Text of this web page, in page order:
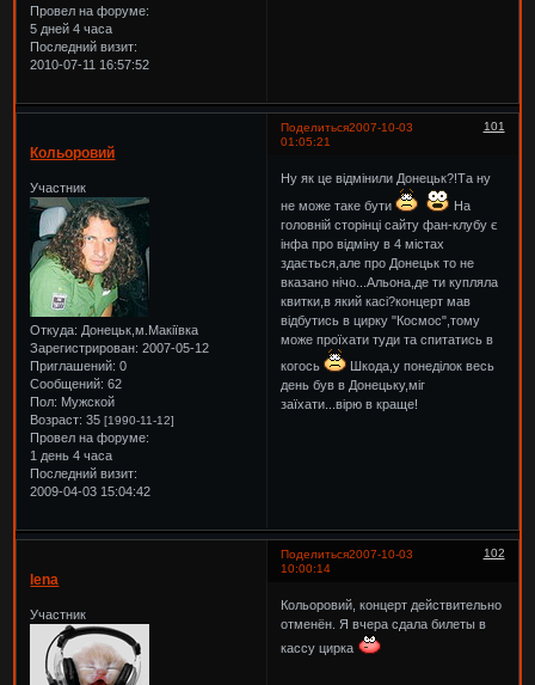
Провел на форуме:
5 дней 4 часа
Последний визит:
2010-07-11 16:57:52
Поделиться 101
2007-10-03
01:05:21
Кольоровий
Участник
Откуда: Донецьк,м.Макіївка
Зарегистрирован: 2007-05-12
Приглашений: 0
Сообщений: 62
Пол: Мужской
Возраст: 35[1990-11-12]
Провел на форуме:
1 день 4 часа
Последний визит:
2009-04-03 15:04:42
Ну як це відмінили Донецьк?!Та ну
не може таке бути
На
головній сторінці сайту фан-клубу є
інфа про відміну в 4 містах
здається,але про Донецьк то не
вказано нічо...Альона,де ти купляла
квитки,в який касі?концерт мав
відбутись в цирку "Космос",тому
може проїхати туди та спитатись в
когось
Шкода,у понеділок весь
день був в Донецьку,міг
заїхати...вірю в краще!
Поделиться 102
2007-10-03
10:00:14
lena
Участник
Кольоровий, концерт действительно
отменён. Я вчера сдала билеты в
кассу цирка